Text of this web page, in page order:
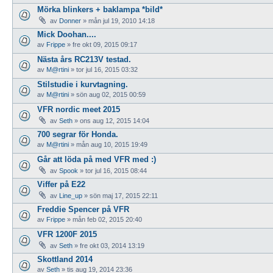
Mörka blinkers + baklampa *bild*
av Donner » mån jul 19, 2010 14:18
Mick Doohan....
av Frippe » fre okt 09, 2015 09:17
Nästa års RC213V testad.
av M@rtini » tor jul 16, 2015 03:32
Stilstudie i kurvtagning.
av M@rtini » sön aug 02, 2015 00:59
VFR nordic meet 2015
av Seth » ons aug 12, 2015 14:04
700 segrar för Honda.
av M@rtini » mån aug 10, 2015 19:49
Går att löda på med VFR med :)
av Spook » tor jul 16, 2015 08:44
Viffer på E22
av Line_up » sön maj 17, 2015 22:11
Freddie Spencer på VFR
av Frippe » mån feb 02, 2015 20:40
VFR 1200F 2015
av Seth » fre okt 03, 2014 13:19
Skottland 2014
av Seth » tis aug 19, 2014 23:36